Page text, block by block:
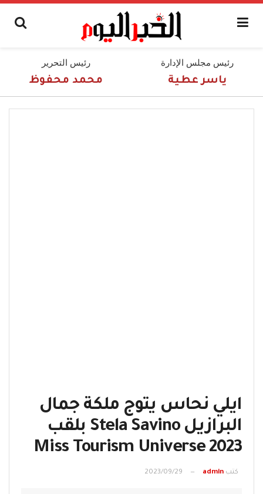
رئيس مجلس الإدارة
ياسر عطية
رئيس التحرير
محمد محفوظ
ايلي نحاس يتوج ملكة جمال
البرازيل Stela Savino بلقب
Miss Tourism Universe 2023
كتب admin
2023/09/29